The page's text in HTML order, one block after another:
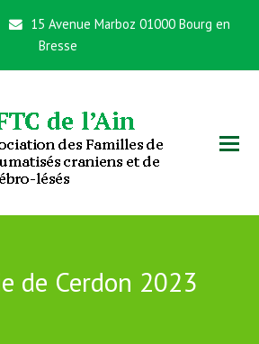
15 Avenue Marboz 01000 Bourg en
Bresse
de Cerdon 2023